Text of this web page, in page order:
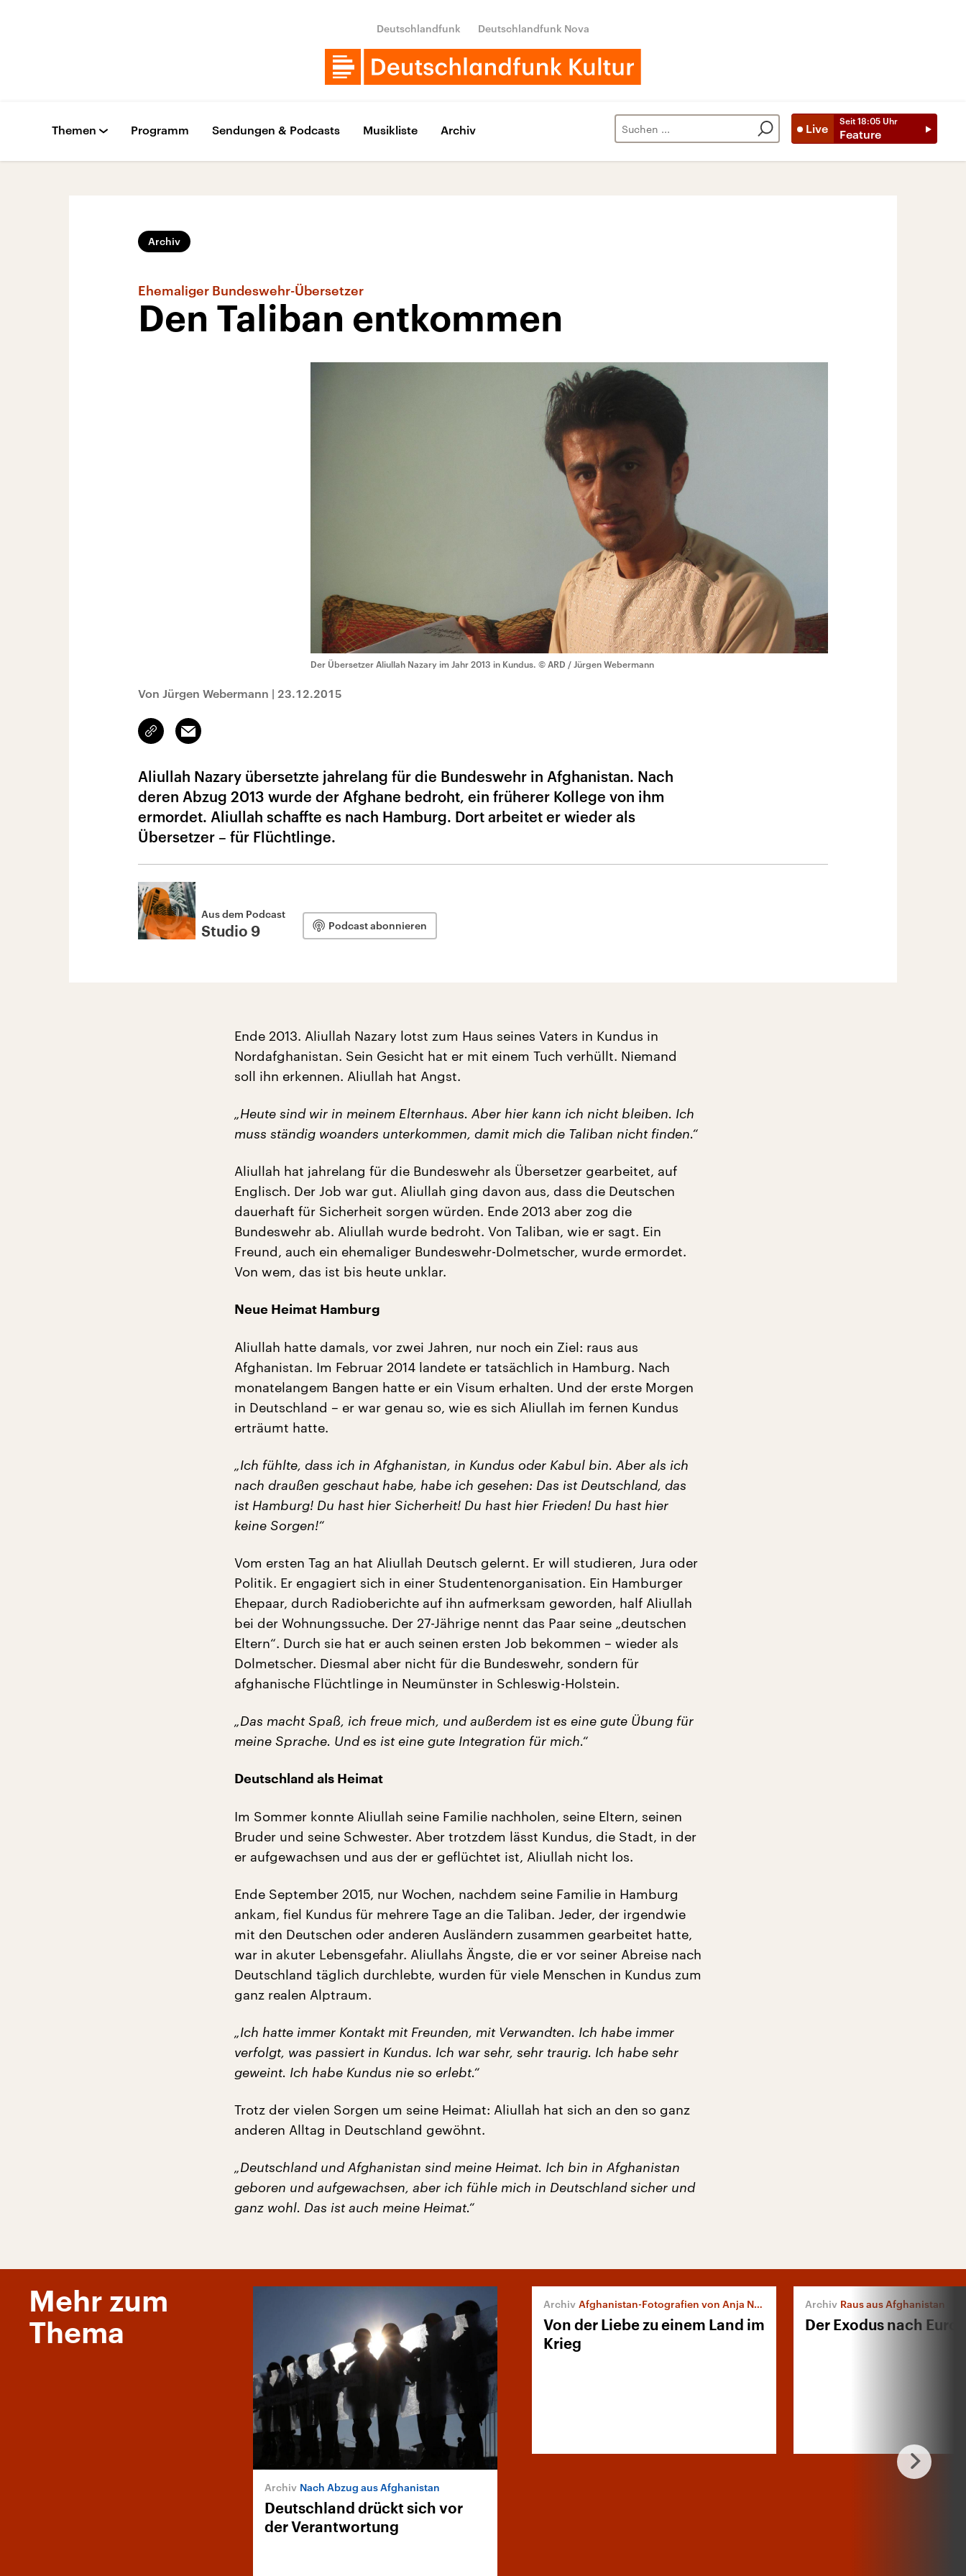
Deutschlandfunk Deutschlandfunk Nova
Live
Seit 18:05 Uhr
Feature
Themen Programm Sendungen & Podcasts Musikliste Archiv
Archiv
Ehemaliger Bundeswehr-Übersetzer
Den Taliban entkommen
Der Übersetzer Aliullah Nazary im Jahr 2013 in Kundus. © ARD / Jürgen Webermann
Von Jürgen Webermann | 23.12.2015
Link
kopieren/teilen
Email
Aliullah Nazary übersetzte jahrelang für die Bundeswehr in Afghanistan. Nach
deren Abzug 2013 wurde der Afghane bedroht, ein früherer Kollege von ihm
ermordet. Aliullah schaffte es nach Hamburg. Dort arbeitet er wieder als
Übersetzer – für Flüchtlinge.
Aus dem Podcast
Studio 9 Podcast abonnieren
Ende 2013. Aliullah Nazary lotst zum Haus seines Vaters in Kundus in
Nordafghanistan. Sein Gesicht hat er mit einem Tuch verhüllt. Niemand
soll ihn erkennen. Aliullah hat Angst.
„Heute sind wir in meinem Elternhaus. Aber hier kann ich nicht bleiben. Ich
muss ständig woanders unterkommen, damit mich die Taliban nicht finden.“
Aliullah hat jahrelang für die Bundeswehr als Übersetzer gearbeitet, auf
Englisch. Der Job war gut. Aliullah ging davon aus, dass die Deutschen
dauerhaft für Sicherheit sorgen würden. Ende 2013 aber zog die
Bundeswehr ab. Aliullah wurde bedroht. Von Taliban, wie er sagt. Ein
Freund, auch ein ehemaliger Bundeswehr-Dolmetscher, wurde ermordet.
Von wem, das ist bis heute unklar.
Neue Heimat Hamburg
Aliullah hatte damals, vor zwei Jahren, nur noch ein Ziel: raus aus
Afghanistan. Im Februar 2014 landete er tatsächlich in Hamburg. Nach
monatelangem Bangen hatte er ein Visum erhalten. Und der erste Morgen
in Deutschland – er war genau so, wie es sich Aliullah im fernen Kundus
erträumt hatte.
„Ich fühlte, dass ich in Afghanistan, in Kundus oder Kabul bin. Aber als ich
nach draußen geschaut habe, habe ich gesehen: Das ist Deutschland, das
ist Hamburg! Du hast hier Sicherheit! Du hast hier Frieden! Du hast hier
keine Sorgen!“
Vom ersten Tag an hat Aliullah Deutsch gelernt. Er will studieren, Jura oder
Politik. Er engagiert sich in einer Studentenorganisation. Ein Hamburger
Ehepaar, durch Radioberichte auf ihn aufmerksam geworden, half Aliullah
bei der Wohnungssuche. Der 27-Jährige nennt das Paar seine „deutschen
Eltern“. Durch sie hat er auch seinen ersten Job bekommen – wieder als
Dolmetscher. Diesmal aber nicht für die Bundeswehr, sondern für
afghanische Flüchtlinge in Neumünster in Schleswig-Holstein.
„Das macht Spaß, ich freue mich, und außerdem ist es eine gute Übung für
meine Sprache. Und es ist eine gute Integration für mich.“
Deutschland als Heimat
Im Sommer konnte Aliullah seine Familie nachholen, seine Eltern, seinen
Bruder und seine Schwester. Aber trotzdem lässt Kundus, die Stadt, in der
er aufgewachsen und aus der er geflüchtet ist, Aliullah nicht los.
Ende September 2015, nur Wochen, nachdem seine Familie in Hamburg
ankam, fiel Kundus für mehrere Tage an die Taliban. Jeder, der irgendwie
mit den Deutschen oder anderen Ausländern zusammen gearbeitet hatte,
war in akuter Lebensgefahr. Aliullahs Ängste, die er vor seiner Abreise nach
Deutschland täglich durchlebte, wurden für viele Menschen in Kundus zum
ganz realen Alptraum.
„Ich hatte immer Kontakt mit Freunden, mit Verwandten. Ich habe immer
verfolgt, was passiert in Kundus. Ich war sehr, sehr traurig. Ich habe sehr
geweint. Ich habe Kundus nie so erlebt.“
Trotz der vielen Sorgen um seine Heimat: Aliullah hat sich an den so ganz
anderen Alltag in Deutschland gewöhnt.
„Deutschland und Afghanistan sind meine Heimat. Ich bin in Afghanistan
geboren und aufgewachsen, aber ich fühle mich in Deutschland sicher und
ganz wohl. Das ist auch meine Heimat.“
Mehr zum
Thema
Nach Abzug aus Afghanistan
Deutschland drückt sich vor
der Verantwortung
Afghanistan-Fotografien von Anja Niedringhaus
Von der Liebe zu einem Land im
Krieg
Raus aus Afghanistan
Der Exodus nach